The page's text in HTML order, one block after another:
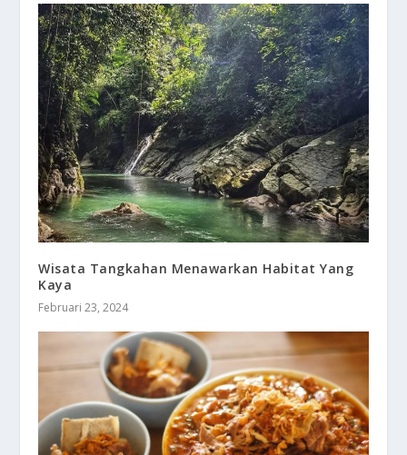
Wisata Tangkahan Menawarkan Habitat Yang
Kaya
Februari 23, 2024